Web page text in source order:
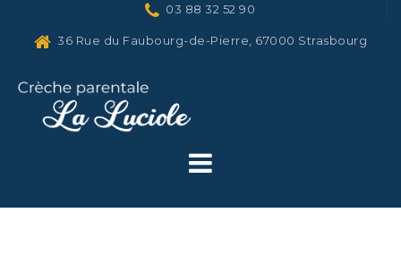
03 88 32 52 90
36 Rue du Faubourg-de-Pierre, 67000 Strasbourg